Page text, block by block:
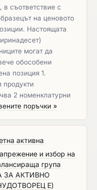
в съответствие с
на ценовото
Настоящата
могат да
обособени
позиция 1.
продукти
2 номенклатурни
поръчки »
активна
и избор на
група
АКТИВНО
Е)